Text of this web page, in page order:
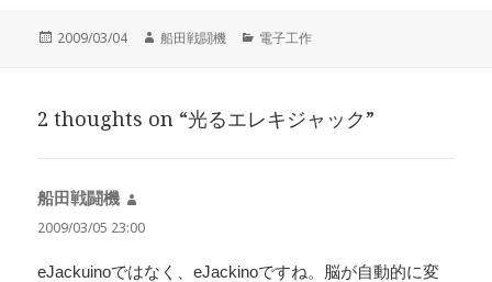
投
2009/03/04
作
船田戦闘機
カ
ー
電子工作
2 thoughts on “光るエレキジャック”
船田戦闘機
り:
2009/03/05 23:00
eJackuinoではなく、eJackinoですね。脳が自動的に変